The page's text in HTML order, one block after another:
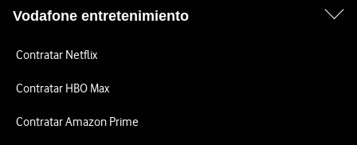
Vodafone entretenimiento
Contratar Netflix
Contratar HBO Max
Contratar Amazon Prime